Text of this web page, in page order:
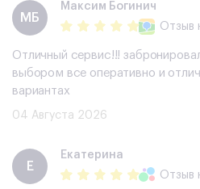
МБ
Максим Богинич
Отзыв
Отличный сервис!!!
выбором все оперативно и
вариантах
04 Августа 2026
Е
Екатерина
Отзыв